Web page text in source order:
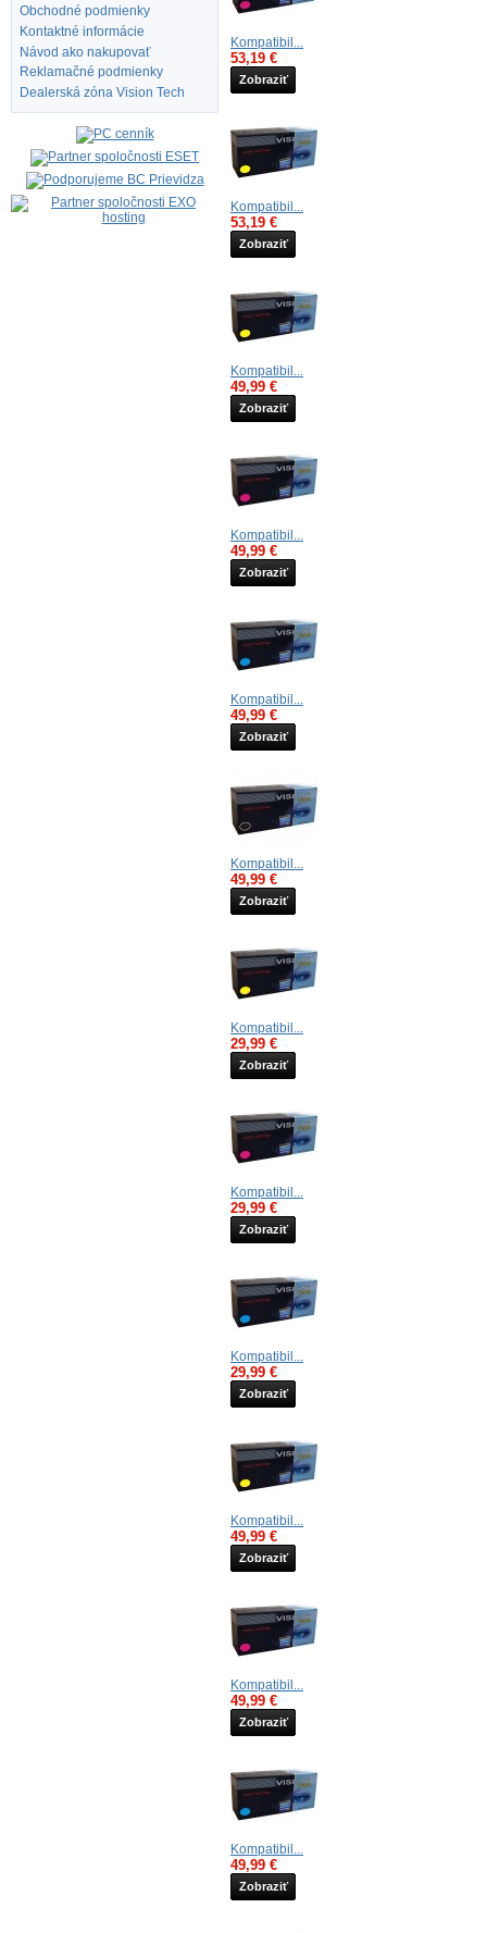
Obchodné podmienky
Kontaktné informácie
Návod ako nakupovať
Reklamačné podmienky
Dealerská zóna Vision Tech
Kompatibil...
53,19 €
Zobraziť
Kompatibil...
53,19 €
Zobraziť
Kompatibil...
49,99 €
Zobraziť
Kompatibil...
49,99 €
Zobraziť
Kompatibil...
49,99 €
Zobraziť
Kompatibil...
49,99 €
Zobraziť
Kompatibil...
29,99 €
Zobraziť
Kompatibil...
29,99 €
Zobraziť
Kompatibil...
29,99 €
Zobraziť
Kompatibil...
49,99 €
Zobraziť
Kompatibil...
49,99 €
Zobraziť
Kompatibil...
49,99 €
Zobraziť